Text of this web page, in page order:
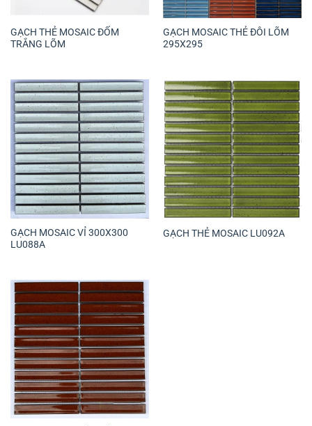
GẠCH THẺ MOSAIC ĐỐM
TRẮNG LÕM
GẠCH MOSAIC THẺ ĐÔI LÕM
295X295
GẠCH MOSAIC VỈ 300X300
LU088A
GẠCH THẺ MOSAIC LU092A